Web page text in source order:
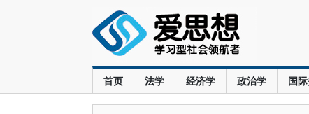
首页 法学 经济学 政治学 国